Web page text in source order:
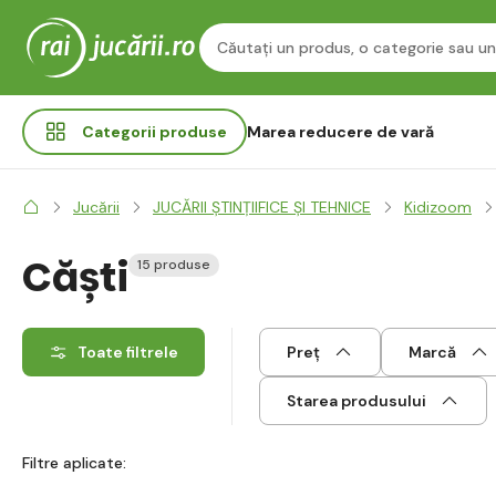
Categorii produse Marea reducere de vară
Jucării JUCĂRII ȘTINȚIIFICE ȘI TEHNICE Kidizoom
Căști 15 produse
Toate filtrele Preț Marcă
Starea produsului
Filtre aplicate: